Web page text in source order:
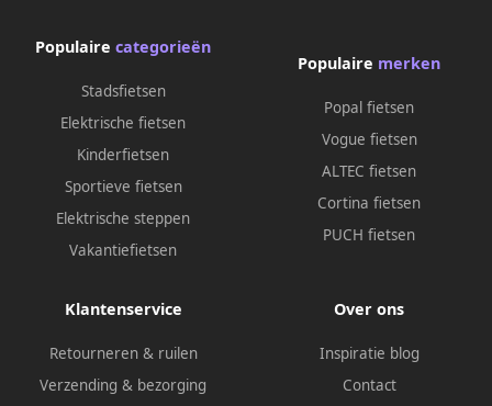
Populaire categorieën
Stadsfietsen
Elektrische fietsen
Kinderfietsen
Sportieve fietsen
Elektrische steppen
Vakantiefietsen
Populaire merken
Popal fietsen
Vogue fietsen
ALTEC fietsen
Cortina fietsen
PUCH fietsen
Klantenservice
Retourneren & ruilen
Verzending & bezorging
Over ons
Inspiratie blog
Contact